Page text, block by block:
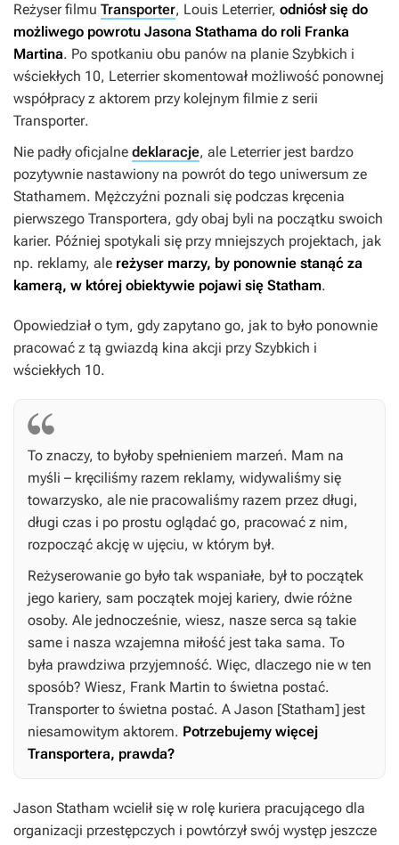
Reżyser filmu Transporter, Louis Leterrier, odniósł się do
możliwego powrotu Jasona Stathama do roli Franka
Martina. Po spotkaniu obu panów na planie Szybkich i
wściekłych 10, Leterrier skomentował możliwość ponownej
współpracy z aktorem przy kolejnym filmie z serii
Transporter.
Nie padły oficjalne deklaracje, ale Leterrier jest bardzo
pozytywnie nastawiony na powrót do tego uniwersum ze
Stathamem. Mężczyźni poznali się podczas kręcenia
pierwszego Transportera, gdy obaj byli na początku swoich
karier. Później spotykali się przy mniejszych projektach, jak
np. reklamy, ale reżyser marzy, by ponownie stanąć za
kamerą, w której obiektywie pojawi się Statham.
Opowiedział o tym, gdy zapytano go, jak to było ponownie
pracować z tą gwiazdą kina akcji przy Szybkich i
wściekłych 10.
To znaczy, to byłoby spełnieniem marzeń. Mam na
myśli – kręciliśmy razem reklamy, widywaliśmy się
towarzysko, ale nie pracowaliśmy razem przez długi,
długi czas i po prostu oglądać go, pracować z nim,
rozpocząć akcję w ujęciu, w którym był.
Reżyserowanie go było tak wspaniałe, był to początek
jego kariery, sam początek mojej kariery, dwie różne
osoby. Ale jednocześnie, wiesz, nasze serca są takie
same i nasza wzajemna miłość jest taka sama. To
była prawdziwa przyjemność. Więc, dlaczego nie w ten
sposób? Wiesz, Frank Martin to świetna postać.
Transporter to świetna postać. A Jason [Statham] jest
niesamowitym aktorem. Potrzebujemy więcej
Transportera, prawda?
Jason Statham wcielił się w rolę kuriera pracującego dla
organizacji przestępczych i powtórzył swój występ jeszcze